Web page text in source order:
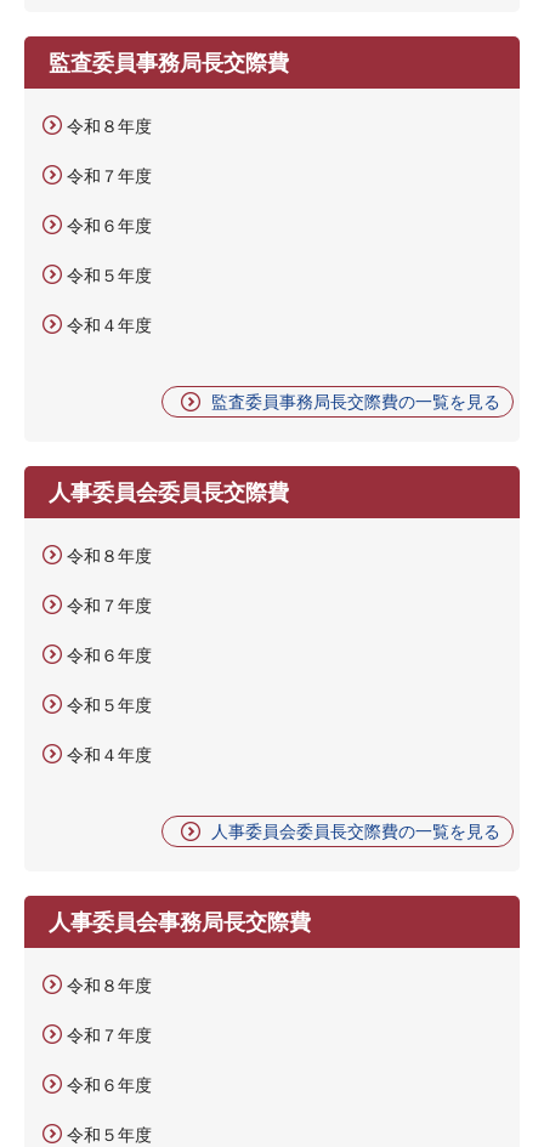
監査委員事務局長交際費
令和８年度
令和７年度
令和６年度
令和５年度
令和４年度
監査委員事務局長交際費の一覧を見る
人事委員会委員長交際費
令和８年度
令和７年度
令和６年度
令和５年度
令和４年度
人事委員会委員長交際費の一覧を見る
人事委員会事務局長交際費
令和８年度
令和７年度
令和６年度
令和５年度